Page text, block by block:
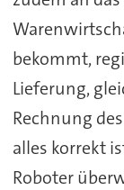
bekommt,
Lieferung,
Rechnung
alles korrekt
Roboter